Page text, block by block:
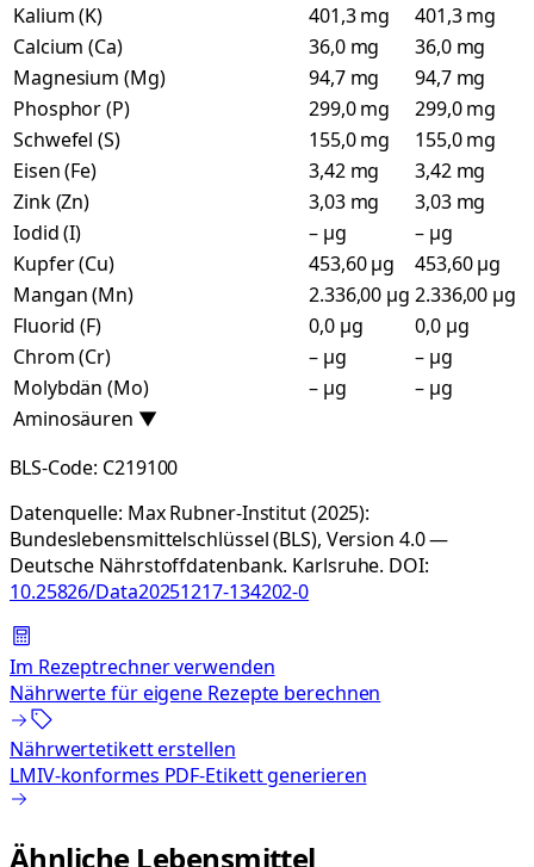
Kalium (K)
401,3 mg
401,3 mg
Calcium (Ca)
36,0 mg
36,0 mg
Magnesium (Mg)
94,7 mg
94,7 mg
Phosphor (P)
299,0 mg
299,0 mg
Schwefel (S)
155,0 mg
155,0 mg
Eisen (Fe)
3,42 mg
3,42 mg
Zink (Zn)
3,03 mg
3,03 mg
Iodid (I)
– µg
– µg
Kupfer (Cu)
453,60 µg
453,60 µg
Mangan (Mn)
2.336,00 µg 2.336,00 µg
Fluorid (F)
0,0 µg
0,0 µg
Chrom (Cr)
– µg
– µg
Molybdän (Mo)
– µg
– µg
Aminosäuren ▼
BLS-Code: C219100
Datenquelle: Max Rubner-Institut (2025):
Bundeslebensmittelschlüssel (BLS), Version 4.0 —
Deutsche Nährstoffdatenbank. Karlsruhe. DOI:
10.25826/Data20251217-134202-0
Im Rezeptrechner verwenden
Nährwerte für eigene Rezepte berechnen
Nährwertetikett erstellen
LMIV-konformes PDF-Etikett generieren
Ähnliche Lebensmittel